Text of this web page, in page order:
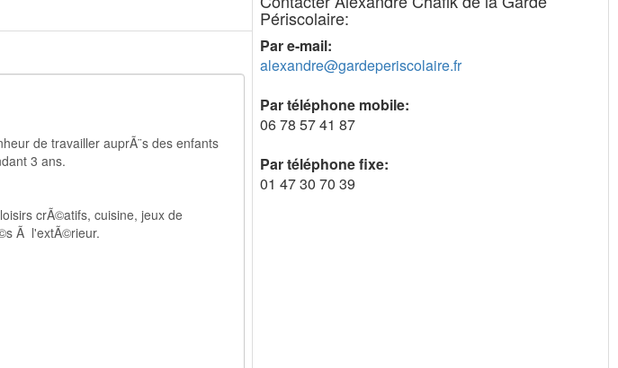
Périscolaire:
Par e-mail:
alexandre@gardeperiscolaire.fr
Par téléphone mobile:
06 78 57 41 87
Par téléphone fixe:
01 47 30 70 39